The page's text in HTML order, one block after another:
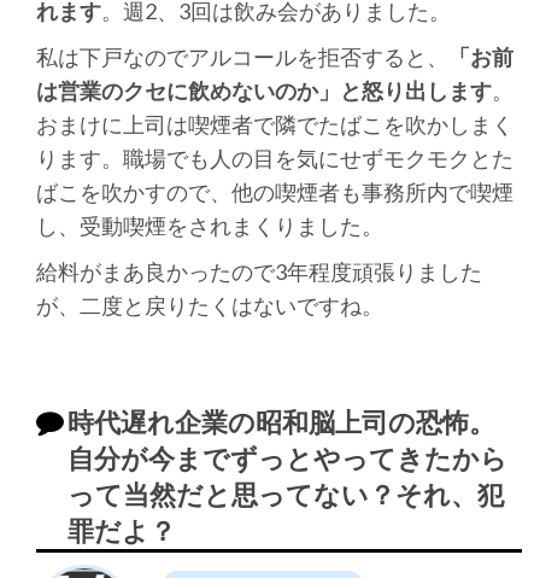
れます。週2、3回は飲み会がありました。
私は下戸なのでアルコールを拒否すると、
「お前
は営業のクセに飲めないのか」と怒り出します。
おまけに上司は喫煙者で隣でたばこを吹かしまく
ります。職場でも人の目を気にせずモクモクとた
ばこを吹かすので、他の喫煙者も事務所内で喫煙
し、受動喫煙をされまくりました。
給料がまあ良かったので3年程度頑張りました
が、二度と戻りたくはないですね。
時代遅れ企業の昭和脳上司の恐怖。
自分が今までずっとやってきたから
って当然だと思ってない？それ、犯
罪だよ？